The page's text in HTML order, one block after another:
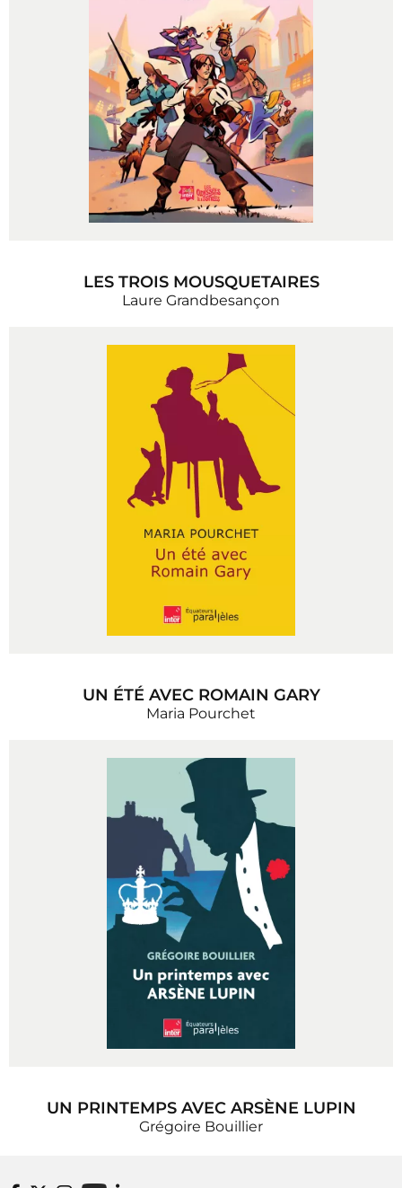
LES TROIS MOUSQUETAIRES
Laure Grandbesançon
UN ÉTÉ AVEC ROMAIN GARY
Maria Pourchet
UN PRINTEMPS AVEC ARSÈNE LUPIN
Grégoire Bouillier